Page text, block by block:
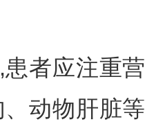
应注重营
动物肝脏